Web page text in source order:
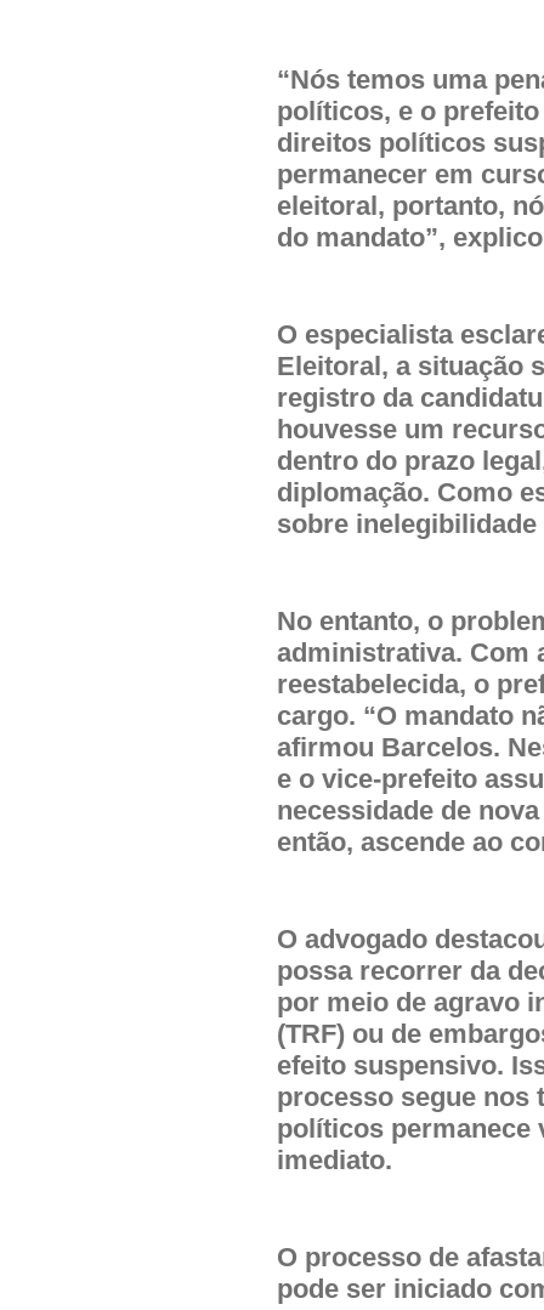
“Nós temos uma
políticos, e o
direitos políticos
permanecer em
eleitoral, portanto,
do mandato”,
O especialista
Eleitoral, a situação
registro da
houvesse um
dentro do prazo
diplomação. Como
sobre
No entanto, o
administrativa. Com
reestabelecida, o
cargo. “O mandato
afirmou Barcelos.
e o vice-prefeito
necessidade de
então, ascende ao
O advogado
possa recorrer da
por meio de agravo
(TRF) ou de
efeito suspensivo.
processo segue nos
políticos permanece
imediato.
O processo de
pode ser iniciado